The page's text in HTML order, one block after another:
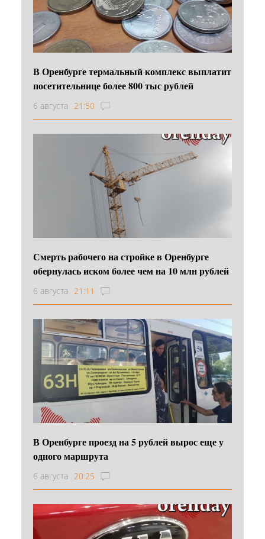
В Оренбурге термальный комплекс выплатит
посетительнице более 800 тыс рублей
6 августа 21:50
Смерть рабочего на стройке в Оренбурге
обернулась иском более чем на 10 млн рублей
6 августа 21:11
В Оренбурге проезд на 5 рублей вырос еще у
одного маршрута
6 августа 20:25